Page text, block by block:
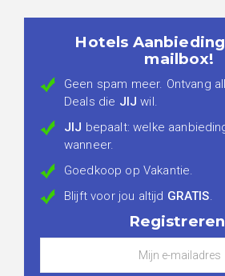
Hotels
mailbox!
Geen spam meer. Ontvang
Deals die JIJ wil.
JIJ bepaalt: welke
wanneer.
Goedkoop op Vakantie.
Blijft voor jou altijd GRATIS.